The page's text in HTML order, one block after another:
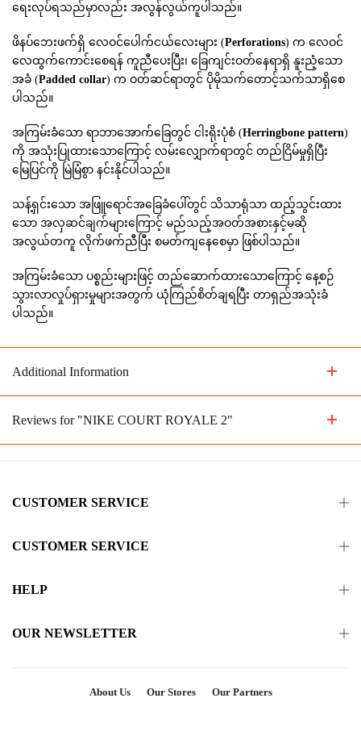
ရေးလုပ်ရသည်မှာလည်း အလွန်လွယ်ကူပါသည်။
ဖိနပ်ဘေးဖက်ရှိ လေဝင်ပေါက်ငယ်လေးများ (Perforations) က လေဝင်
လေထွက်ကောင်းစေရန် ကူညီပေးပြီး၊ ခြေကျင်းဝတ်နေရာရှိ နူးညံ့သော
အခံ (Padded collar) က ဝတ်ဆင်ရာတွင် ပိုမိုသက်တောင့်သက်သာရှိစေ
ပါသည်။
အကြမ်းခံသော ရာဘာအောက်ခြေတွင် ငါးရိုးပုံစံ (Herringbone pattern)
ကို အသုံးပြုထားသောကြောင့် လမ်းလျှောက်ရာတွင် တည်ငြိမ်မှုရှိပြီး
မြေပြင်ကို မြဲမြံစွာ နင်းနိုင်ပါသည်။
သန့်ရှင်းသော အဖြူရောင်အခြေခံပေါ်တွင် သိသာရုံသာ ထည့်သွင်းထား
သော အလှဆင်ချက်များကြောင့် မည်သည့်အဝတ်အစားနှင့်မဆို
အလွယ်တကူ လိုက်ဖက်ညီပြီး စမတ်ကျနေစေမှာ ဖြစ်ပါသည်။
အကြမ်းခံသော ပစ္စည်းများဖြင့် တည်ဆောက်ထားသောကြောင့် နေ့စဉ်
သွားလာလှုပ်ရှားမှုများအတွက် ယုံကြည်စိတ်ချရပြီး တာရှည်အသုံးခံ
ပါသည်။
Additional Information
Reviews for "NIKE COURT ROYALE 2"
CUSTOMER SERVICE
CUSTOMER SERVICE
HELP
OUR NEWSLETTER
About Us Our Stores Our Partners